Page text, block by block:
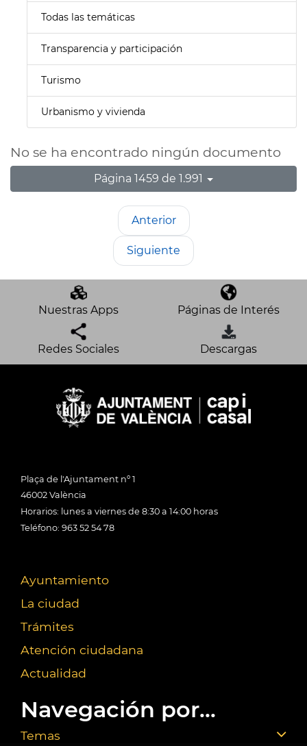
Todas las temáticas
Transparencia y participación
Turismo
Urbanismo y vivienda
No se ha encontrado ningún documento
Página 1459 de 1.991
Anterior
Siguiente
Nuestras Apps Páginas de Interés
Redes Sociales Descargas
Plaça de l'Ajuntament nº 1
46002 València
Horarios: lunes a viernes de 8:30 a 14:00 horas
Teléfono: 963 52 54 78
Ayuntamiento
La ciudad
Trámites
Atención ciudadana
Actualidad
Navegación por...
Temas